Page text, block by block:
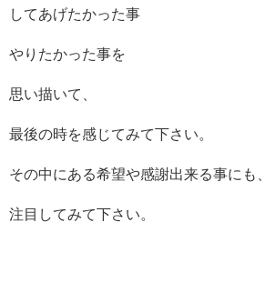
してあげたかった事
やりたかった事を
思い描いて、
最後の時を感じてみて下さい。
その中にある希望や感謝出来る事にも、
注目してみて下さい。